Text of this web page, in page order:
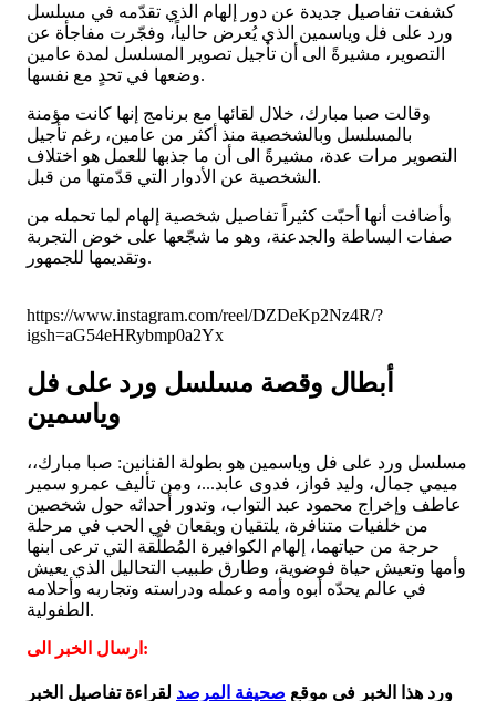
كشفت تفاصيل جديدة عن دور إلهام الذي تقدّمه في مسلسل
ورد على فل وياسمين الذي يُعرض حالياً، وفجّرت مفاجأة عن
التصوير، مشيرةً الى أن تأجيل تصوير المسلسل لمدة عامين
وضعها في تحدٍ مع نفسها.
وقالت صبا مبارك، خلال لقائها مع برنامج إنها كانت مؤمنة
بالمسلسل وبالشخصية منذ أكثر من عامين، رغم تأجيل
التصوير مرات عدة، مشيرةً الى أن ما جذبها للعمل هو اختلاف
الشخصية عن الأدوار التي قدّمتها من قبل.
وأضافت أنها أحبّت كثيراً تفاصيل شخصية إلهام لما تحمله من
صفات البساطة والجدعنة، وهو ما شجّعها على خوض التجربة
وتقديمها للجمهور.
https://www.instagram.com/reel/DZDeKp2Nz4R/?
igsh=aG54eHRybmp0a2Yx
أبطال وقصة مسلسل ورد على فل
وياسمين
مسلسل ورد على فل وياسمين هو بطولة الفنانين: صبا مبارك،،
ميمي جمال، وليد فواز، فدوى عابد...، ومن تأليف عمرو سمير
عاطف وإخراج محمود عبد التواب، وتدور أحداثه حول شخصين
من خلفيات متنافرة، يلتقيان ويقعان في الحب في مرحلة
حرجة من حياتهما، إلهام الكوافيرة المُطلّقة التي ترعى ابنها
وأمها وتعيش حياة فوضوية، وطارق طبيب التحاليل الذي يعيش
في عالم يحدّه أبوه وأمه وعمله ودراسته وتجاربه وأحلامه
الطفولية.
ارسال الخبر الى:
ورد هذا الخبر في موقع صحيفة المرصد لقراءة تفاصيل الخبر